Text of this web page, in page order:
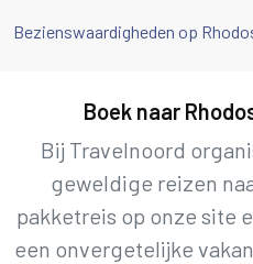
Bezienswaardigheden op
Boek naar
Bij Travelnoord
geweldige reizen
pakketreis op onze site
een onvergetelijke